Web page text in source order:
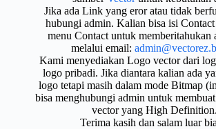
Jika ada Link yang eror atau tidak
hubungi admin. Kalian bisa isi
menu Contact untuk memberitahukan
melalui email:
Kami menyediakan Logo vector dari
logo pribadi. Jika diantara kalian ada
logo tetapi masih dalam mode Bitmap
bisa menghubungi admin untuk
vector yang High Definition.
Terima kasih dan salam luar